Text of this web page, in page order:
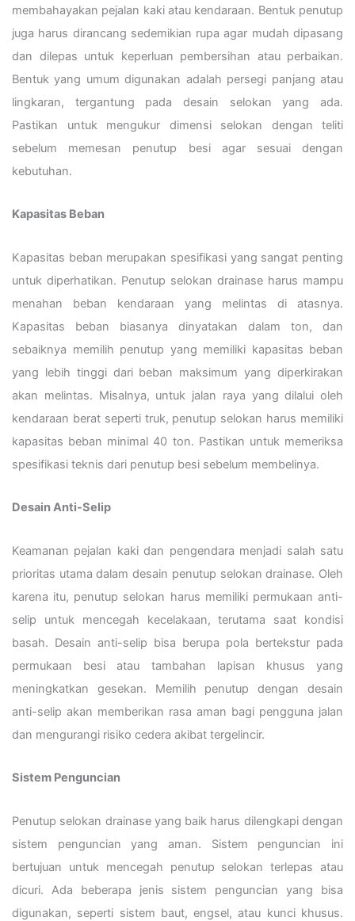
membahayakan pejalan kaki atau kendaraan. Bentuk penutup
juga harus dirancang sedemikian rupa agar mudah dipasang
dan dilepas untuk keperluan pembersihan atau perbaikan.
Bentuk yang umum digunakan adalah persegi panjang atau
lingkaran, tergantung pada desain selokan yang ada.
Pastikan untuk mengukur dimensi selokan dengan teliti
sebelum memesan penutup besi agar sesuai dengan
kebutuhan.
Kapasitas Beban
Kapasitas beban merupakan spesifikasi yang sangat penting
untuk diperhatikan. Penutup selokan drainase harus mampu
menahan beban kendaraan yang melintas di atasnya.
Kapasitas beban biasanya dinyatakan dalam ton, dan
sebaiknya memilih penutup yang memiliki kapasitas beban
yang lebih tinggi dari beban maksimum yang diperkirakan
akan melintas. Misalnya, untuk jalan raya yang dilalui oleh
kendaraan berat seperti truk, penutup selokan harus memiliki
kapasitas beban minimal 40 ton. Pastikan untuk memeriksa
spesifikasi teknis dari penutup besi sebelum membelinya.
Desain Anti-Selip
Keamanan pejalan kaki dan pengendara menjadi salah satu
prioritas utama dalam desain penutup selokan drainase. Oleh
karena itu, penutup selokan harus memiliki permukaan anti-
selip untuk mencegah kecelakaan, terutama saat kondisi
basah. Desain anti-selip bisa berupa pola bertekstur pada
permukaan besi atau tambahan lapisan khusus yang
meningkatkan gesekan. Memilih penutup dengan desain
anti-selip akan memberikan rasa aman bagi pengguna jalan
dan mengurangi risiko cedera akibat tergelincir.
Sistem Penguncian
Penutup selokan drainase yang baik harus dilengkapi dengan
sistem penguncian yang aman. Sistem penguncian ini
bertujuan untuk mencegah penutup selokan terlepas atau
dicuri. Ada beberapa jenis sistem penguncian yang bisa
digunakan, seperti sistem baut, engsel, atau kunci khusus.